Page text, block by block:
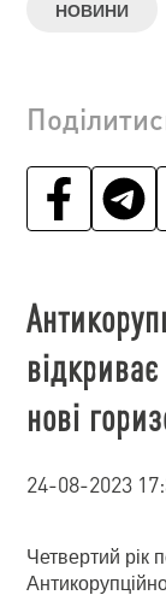
НОВИНИ
нові
24-08-2023
Четвертий рік